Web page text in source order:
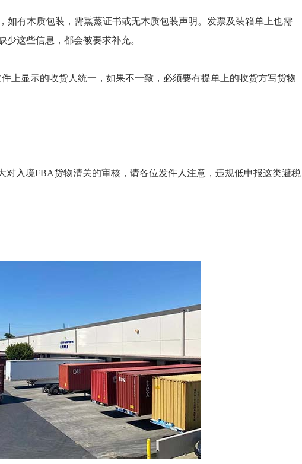
如有木质包装，需熏蒸证书或无木质包装声明。发票及装箱单上也需
这些信息，都会被要求补充。
上显示的收货人统一，如果不一致，必须要有提单上的收货方写货物
对入境FBA货物清关的审核，请各位发件人注意，违规低申报这类避税